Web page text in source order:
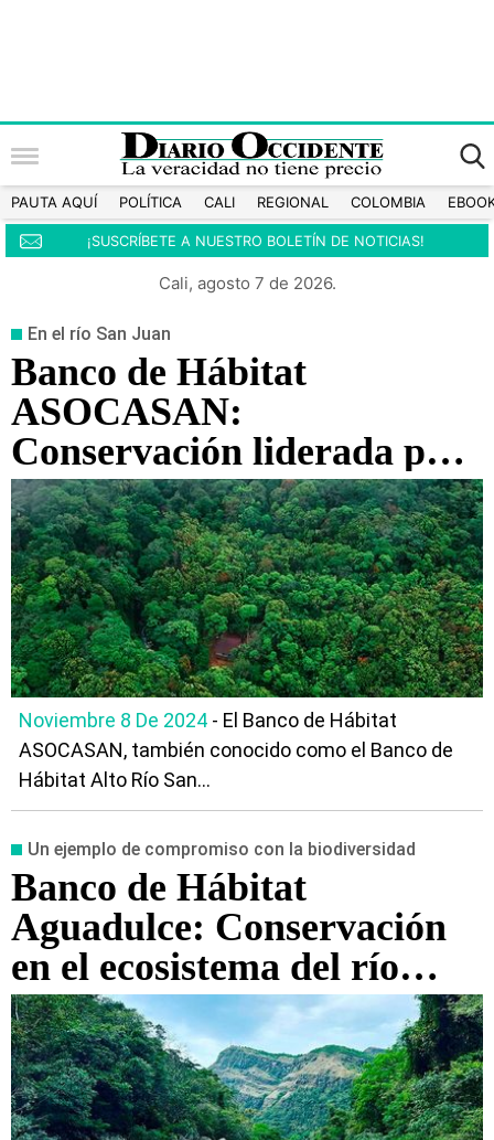
PAUTA AQUÍ POLÍTICA CALI REGIONAL COLOMBIA
¡SUSCRÍBETE A NUESTRO BOLETÍN DE NOTICIAS!
Cali, agosto 7 de 2026.
En el río San Juan
Banco de Hábitat
ASOCASAN:
Conservación liderada por
la comunidad en el Chocó
Noviembre 8 De 2024 - El Banco de Hábitat
ASOCASAN, también conocido como el Banco de
Hábitat Alto Río San...
Un ejemplo de compromiso con la biodiversidad
Banco de Hábitat
Aguadulce: Conservación
en el ecosistema del río
Sumapaz